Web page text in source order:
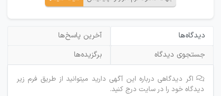
دیدگاه‌ها
آخرین پاسخ‌ها
جستجوی دیدگاه
برگزیده‌ها
اگر دیدگاهی درباره این آگهی دارید میتوانید از طریق فرم زیر
دیدگاه خود را در سایت درج کنید.